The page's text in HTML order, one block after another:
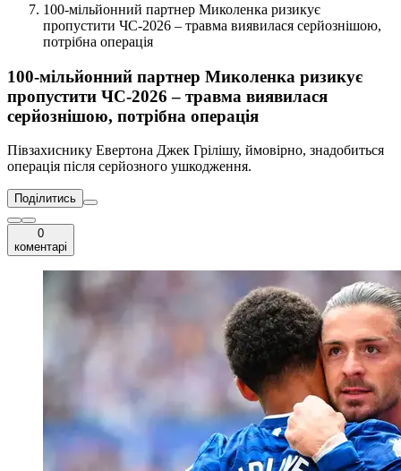
100-мільйонний партнер Миколенка ризикує
пропустити ЧС-2026 – травма виявилася серйознішою,
потрібна операція
100-мільйонний партнер Миколенка ризикує
пропустити ЧС-2026 – травма виявилася
серйознішою, потрібна операція
Півзахиснику Евертона Джек Грілішу, ймовірно, знадобиться
операція після серйозного ушкодження.
Поділитись
0
коментарі